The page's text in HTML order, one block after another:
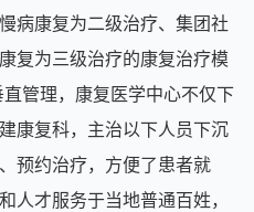
病康复为二级治疗、集团社
复为三级治疗的康复治疗模
管理，康复医学中心不仅下
康复科，主治以下人员下沉
预约治疗，方便了患者就
人才服务于当地普通百姓，